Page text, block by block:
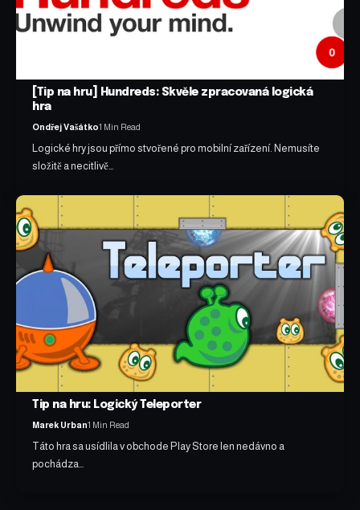
[Tip na hru] Hundreds: Skvěle zpracovaná logická
hra
Ondřej Vašátko1 Min Read
Logické hry jsou přímo stvořené pro mobilní zařízení. Nemusíte
složitě a necitlivě…
Tip na hru: Logický Teleporter
Marek Urban1 Min Read
Táto hra sa usídlila v obchode Play Store len nedávno a
pochádza…